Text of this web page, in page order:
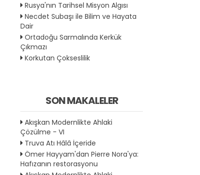
Rusya'nın Tarihsel Misyon Algısı
Necdet Subaşı ile Bilim ve Hayata
Dair
Ortadoğu Sarmalında Kerkük
Çıkmazı
Korkutan Çokseslilik
SON MAKALELER
Akışkan Modernlikte Ahlaki
Çözülme - VI
Truva Atı Hâlâ İçeride
Ömer Hayyam'dan Pierre Nora'ya:
Hafızanın restorasyonu